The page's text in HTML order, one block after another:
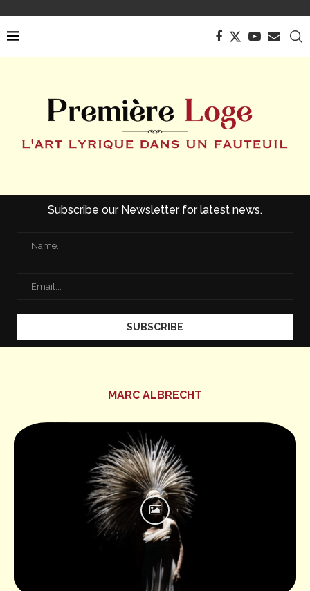
Subscribe our Newsletter for latest news.
MARC ALBRECHT